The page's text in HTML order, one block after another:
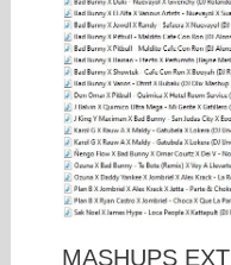
MASHUPS